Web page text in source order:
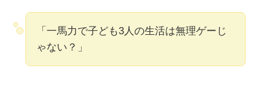
「一馬力で子ども3人の生活は無理ゲーじ
ゃない？」